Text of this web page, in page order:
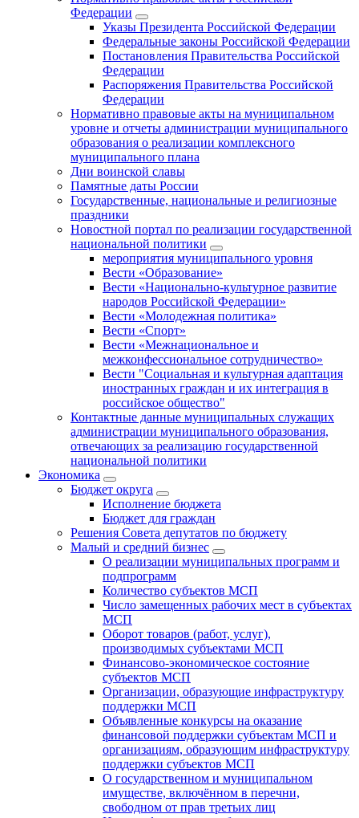
Федерации
Указы Президента Российской Федерации
Федеральные законы Российской Федерации
Постановления Правительства Российской
Федерации
Распоряжения Правительства Российской
Федерации
Нормативно правовые акты на муниципальном
уровне и отчеты администрации муниципального
образования о реализации комплексного
муниципального плана
Дни воинской славы
Памятные даты России
Государственные, национальные и религиозные
праздники
Новостной портал по реализации государственной
национальной политики
мероприятия муниципального уровня
Вести «Образование»
Вести «Национально-культурное развитие
народов Российской Федерации»
Вести «Молодежная политика»
Вести «Спорт»
Вести «Межнациональное и
межконфессиональное сотрудничество»
Вести "Социальная и культурная адаптация
иностранных граждан и их интеграция в
российское общество"
Контактные данные муниципальных служащих
администрации муниципального образования,
отвечающих за реализацию государственной
национальной политики
Экономика
Бюджет округa
Исполнение бюджета
Бюджет для граждан
Решения Совета депутатов по бюджету
Малый и средний бизнес
О реализации муниципальных программ и
подпрограмм
Количество субъектов МСП
Число замещенных рабочих мест в субъектах
МСП
Оборот товаров (работ, услуг),
производимых субъектами МСП
Финансово-экономическое состояние
субъектов МСП
Организации, образующие инфраструктуру
поддержки МСП
Объявленные конкурсы на оказание
финансовой поддержки субъектам МСП и
организациям, образующим инфраструктуру
поддержки субъектов МСП
О государственном и муниципальном
имуществе, включённом в перечни,
свободном от прав третьих лиц